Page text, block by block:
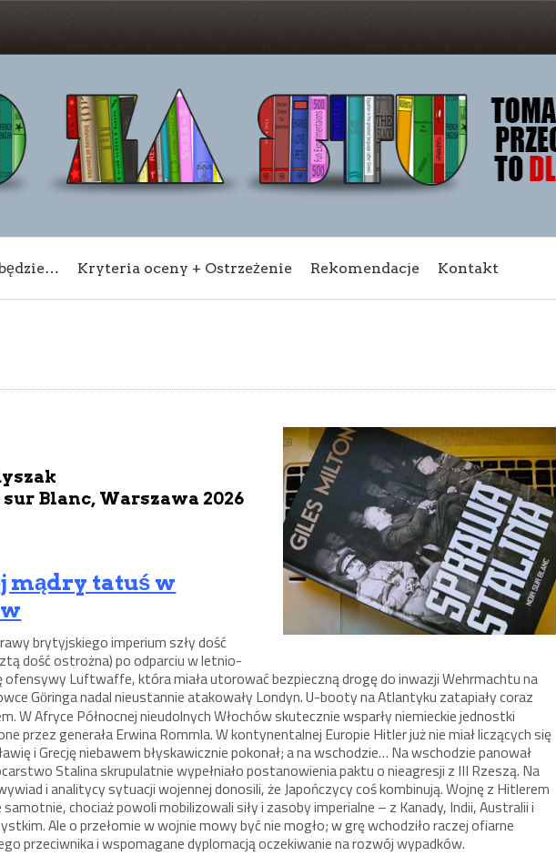
Kryteria oceny + Ostrzeżenie Rekomendacje Kontakt
Blanc, Warszawa 2026
mądry tatuś w
brytyjskiego imperium szły dość
dość ostrożna) po odparciu w letnio-
ofensywy Luftwaffe, która miała utorować bezpieczną drogę do inwazji Wehrmachtu na
Göringa nadal nieustannie atakowały Londyn. U-booty na Atlantyku zatapiały coraz
W Afryce Północnej nieudolnych Włochów skutecznie wsparły niemieckie jednostki
przez generała Erwina Rommla. W kontynentalnej Europie Hitler już nie miał liczących się
i Grecję niebawem błyskawicznie pokonał; a na wschodzie… Na wschodzie panował
Stalina skrupulatnie wypełniało postanowienia paktu o nieagresji z III Rzeszą. Na
i analitycy sytuacji wojennej donosili, że Japończycy coś kombinują. Wojnę z Hitlerem
chociaż powoli mobilizowali siły i zasoby imperialne – z Kanady, Indii, Australii i
Ale o przełomie w wojnie mowy być nie mogło; w grę wchodziło raczej ofiarne
przeciwnika i wspomagane dyplomacją oczekiwanie na rozwój wypadków.